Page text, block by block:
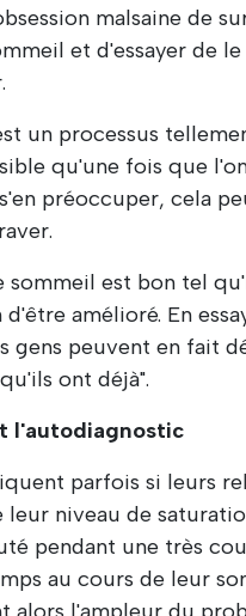
malsaine de
et d'essayer de le
un processus
qu'une fois que
préoccuper, cela
sommeil est bon tel
d'être amélioré. En
gens peuvent en fait
ont déjà".
l'autodiagnostic
parfois si leurs
niveau de
pendant une très
au cours de leur